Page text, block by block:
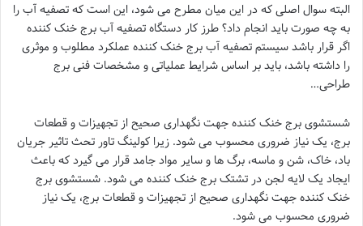
البته سوال اصلی که در این میان مطرح می شود، این است که تصفیه آب را
به چه صورت باید انجام داد؟ طرز کار دستگاه تصفیه آب برج خنک کننده
اگر قرار باشد سیستم تصفیه آب برج خنک کننده عملکرد مطلوب و موثری
را داشته باشد، باید بر اساس شرایط عملیاتی و مشخصات فنی برج
طراحی…
شستشوی برج خنک کننده ‌جهت نگهداری صحیح از تجهیزات و قطعات
برج، یک نیاز ضروری محسوب می شود. زیرا کولینگ تاور تحث تاثیر جریان
باد، خاک، شن و ماسه، برگ ها و سایر مواد جامد قرار می گیرد که باعث
ایجاد یک لایه لجن در تشتک برج خنک کننده می شود. شستشوی برج
خنک کننده ‌جهت نگهداری صحیح از تجهیزات و قطعات برج، یک نیاز
ضروری محسوب می شود.